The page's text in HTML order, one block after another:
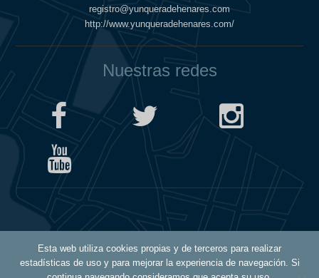
Esta web utiliza cookies propias y de terceros para realizar
estadísticas de uso y para mejorar la experiencia de navegación. Si
registro@yunqueradehenares.com
http://www.yunqueradehenares.com/
Nuestras redes
Política de Cookies
Política de Privacidad